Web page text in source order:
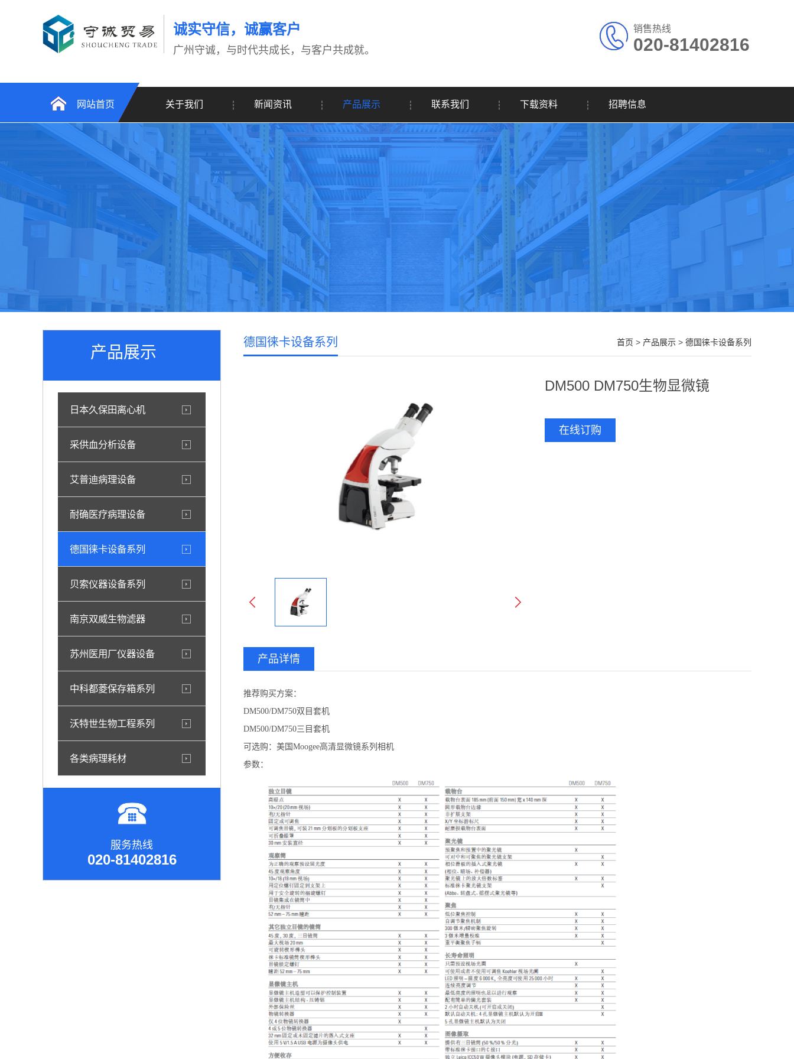
诚实守信，诚赢客户
广州守诚，与时代共成长，与客户共成就。
销售热线
020-81402816
网站首页 关于我们 新闻资讯 产品展示 联系我们 下载资料 招聘信息
产品展示
日本久保田离心机
采供血分析设备
艾普迪病理设备
耐确医疗病理设备
德国徕卡设备系列
贝索仪器设备系列
南京双威生物滤器
苏州医用厂仪器设备
中科都菱保存箱系列
沃特世生物工程系列
各类病理耗材
服务热线
020-81402816
德国徕卡设备系列 首页 > 产品展示 > 德国徕卡设备系列
DM500 DM750生物显微镜
在线订购
产品详情
推荐购买方案：
DM500/DM750双目套机
DM500/DM750三目套机
可选购：美国Moogee高清显微镜系列相机
参数：